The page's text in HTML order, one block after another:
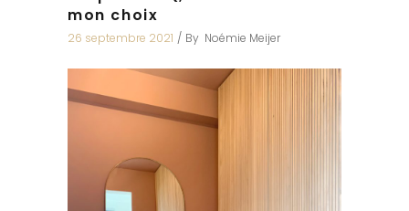
mon choix
26 septembre 2021 By Noémie Meijer